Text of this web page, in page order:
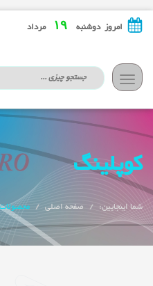
امروز دوشنبه۱۹ مرداد
تعویض
ناوبری
کوپلینگ
شما اینجایین: صفحه اصلی محصولات